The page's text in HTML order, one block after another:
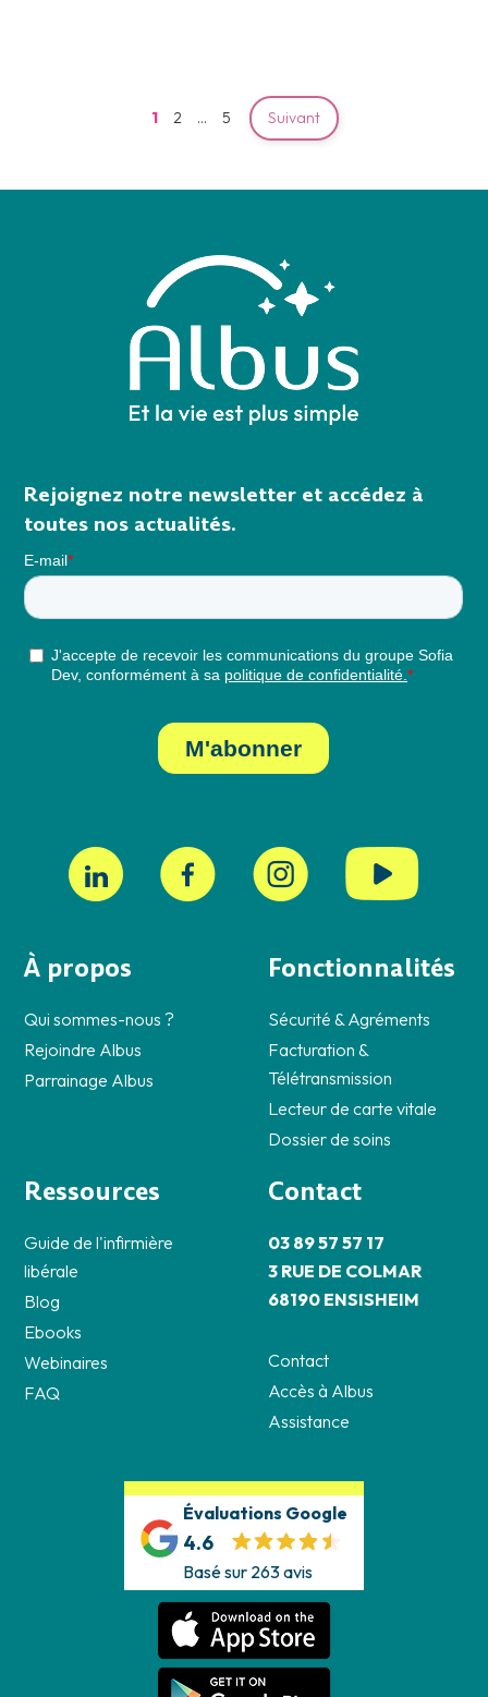
1 2 … 5 Suivant
À propos
Qui sommes-nous ?
Rejoindre Albus
Parrainage Albus
Fonctionnalités
Sécurité & Agréments
Facturation &
Télétransmission
Lecteur de carte vitale
Dossier de soins
Ressources
Guide de l'infirmière
libérale
Blog
Ebooks
Webinaires
FAQ
Contact
03 89 57 57 17
3 RUE DE COLMAR
68190 ENSISHEIM
Contact
Accès à Albus
Assistance
Évaluations Google
4.6
Basé sur 263 avis
Rejoignez notre newsletter et accédez à
toutes nos actualités.